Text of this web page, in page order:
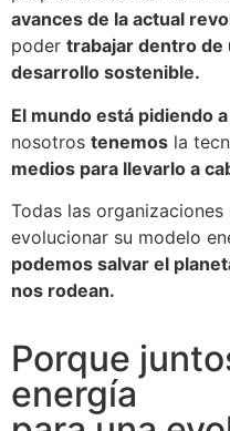
avances de la actual
poder trabajar dentro de
desarrollo sostenible.
El mundo está pidiendo
nosotros tenemos la
medios para llevarlo a
Todas las
evolucionar su modelo
podemos salvar el
nos rodean.
Porque
energía